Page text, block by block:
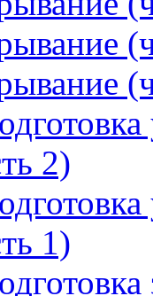
2)
1)